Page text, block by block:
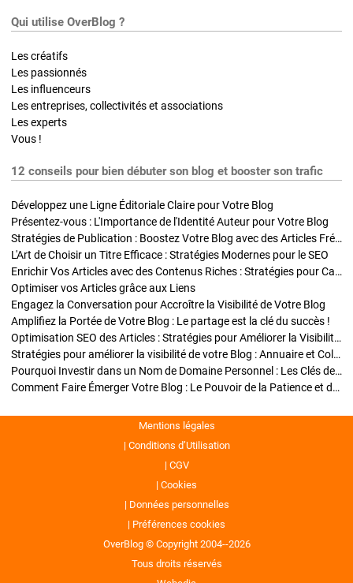
Qui utilise OverBlog ?
Les créatifs
Les passionnés
Les influenceurs
Les entreprises, collectivités et associations
Les experts
Vous !
12 conseils pour bien débuter son blog et booster son trafic
Développez une Ligne Éditoriale Claire pour Votre Blog
Présentez-vous : L'Importance de l'Identité Auteur pour Votre Blog
Stratégies de Publication : Boostez Votre Blog avec des Articles Fréquents et Exclusifs
L'Art de Choisir un Titre Efficace : Stratégies Modernes pour le SEO
Enrichir Vos Articles avec des Contenus Riches : Stratégies pour Captiver et Optimiser
Optimiser vos Articles grâce aux Liens
Engagez la Conversation pour Accroître la Visibilité de Votre Blog
Amplifiez la Portée de Votre Blog : Le partage est la clé du succès !
Optimisation SEO des Articles : Stratégies pour Améliorer la Visibilité de Votre Blog
Stratégies pour améliorer la visibilité de votre Blog : Annuaire et Collaborations
Pourquoi Investir dans un Nom de Domaine Personnel : Les Clés de la Réussite de Votre Blog
Comment Faire Émerger Votre Blog : Le Pouvoir de la Patience et de la Persévérance
Mentions légales
Conditions d’Utilisation
CGV
Cookies
Données personnelles
Préférences cookies
OverBlog © Copyright 2004--2026
Tous droits réservés